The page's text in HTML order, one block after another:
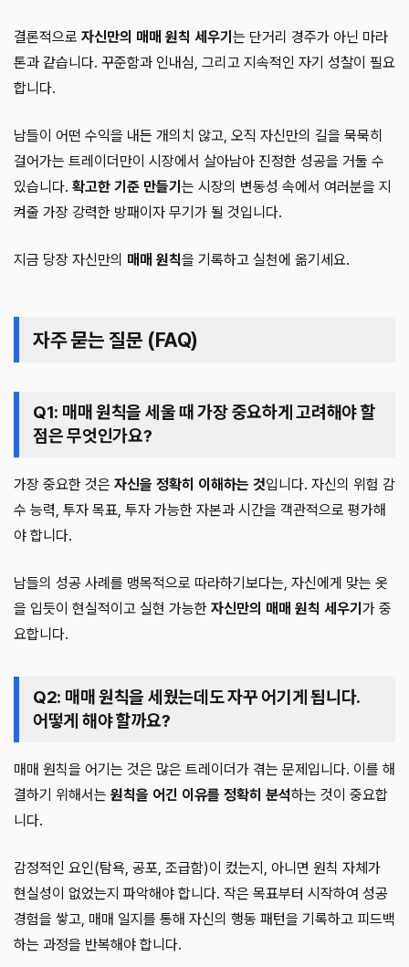
결론적으로 자신만의 매매 원칙 세우기 는 단거리 경주가 아닌 마라
톤과 같습니다. 꾸준함과 인내심, 그리고 지속적인 자기 성찰이 필요
합니다.
남들이 어떤 수익을 내든 개의치 않고, 오직 자신만의 길을 묵묵히
걸어가는 트레이더만이 시장에서 살아남아 진정한 성공을 거둘 수
있습니다. 확고한 기준 만들기 는 시장의 변동성 속에서 여러분을 지
켜줄 가장 강력한 방패이자 무기가 될 것입니다.
지금 당장 자신만의 매매 원칙을 기록하고 실천에 옮기세요.
자주 묻는 질문 (FAQ)
Q1: 매매 원칙을 세울 때 가장 중요하게 고려해야 할
점은 무엇인가요?
가장 중요한 것은 자신을 정확히 이해하는 것입니다. 자신의 위험 감
수 능력, 투자 목표, 투자 가능한 자본과 시간을 객관적으로 평가해
야 합니다.
남들의 성공 사례를 맹목적으로 따라하기보다는, 자신에게 맞는 옷
을 입듯이 현실적이고 실현 가능한 자신만의 매매 원칙 세우기 가 중
요합니다.
Q2: 매매 원칙을 세웠는데도 자꾸 어기게 됩니다.
어떻게 해야 할까요?
매매 원칙을 어기는 것은 많은 트레이더가 겪는 문제입니다. 이를 해
결하기 위해서는 원칙을 어긴 이유를 정확히 분석하는 것이 중요합
니다.
감정적인 요인(탐욕, 공포, 조급함)이 컸는지, 아니면 원칙 자체가
현실성이 없었는지 파악해야 합니다. 작은 목표부터 시작하여 성공
경험을 쌓고, 매매 일지를 통해 자신의 행동 패턴을 기록하고 피드백
하는 과정을 반복해야 합니다.